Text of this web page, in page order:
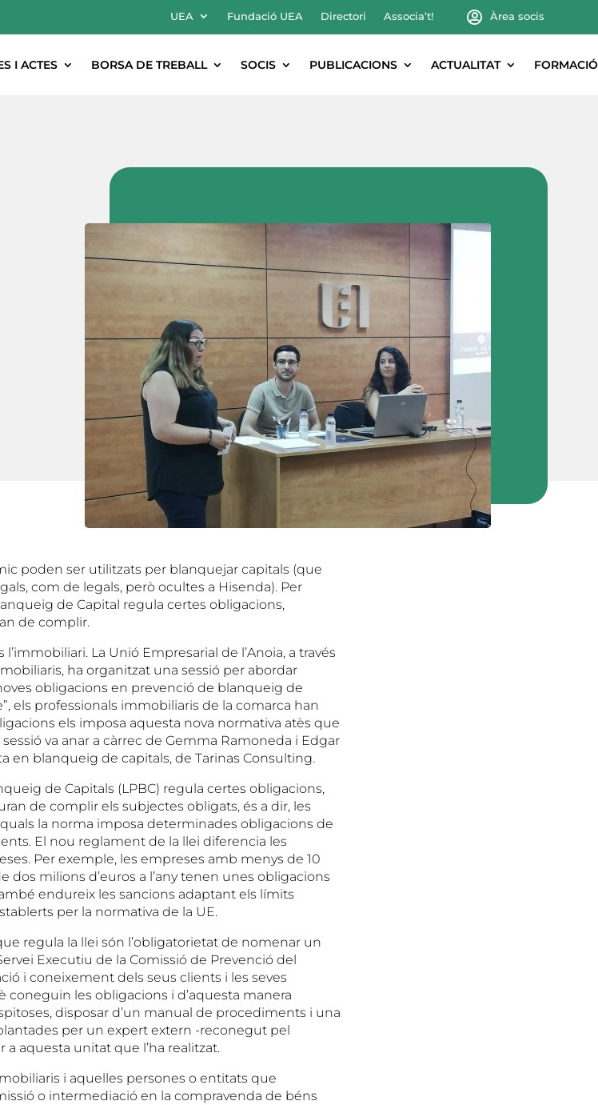
UEA Fundació UEA Directori Associa’t! Àrea socis
I ACTES BORSA DE TREBALL SOCIS PUBLICACIONS ACTUALITAT FORMACIÓ
poden ser utilitzats per blanquejar capitals (que
com de legals, però ocultes a Hisenda). Per
de Capital regula certes obligacions,
de complir.
La Unió Empresarial de l’Anoia, a través
ha organitzat una sessió per abordar
obligacions en prevenció de blanqueig de
els professionals immobiliaris de la comarca han
els imposa aquesta nova normativa atès que
va anar a càrrec de Gemma Ramoneda i Edgar
en blanqueig de capitals, de Tarinas Consulting.
de Capitals (LPBC) regula certes obligacions,
de complir els subjectes obligats, és a dir, les
la norma imposa determinades obligacions de
El nou reglament de la llei diferencia les
Per exemple, les empreses amb menys de 10
milions d’euros a l’any tenen unes obligacions
endureix les sancions adaptant els límits
per la normativa de la UE.
regula la llei són l’obligatorietat de nomenar un
Executiu de la Comissió de Prevenció del
i coneixement dels seus clients i les seves
coneguin les obligacions i d’aquesta manera
disposar d’un manual de procediments i una
per un expert extern -reconegut pel
a aquesta unitat que l’ha realitzat.
i aquelles persones o entitats que
o intermediació en la compravenda de béns